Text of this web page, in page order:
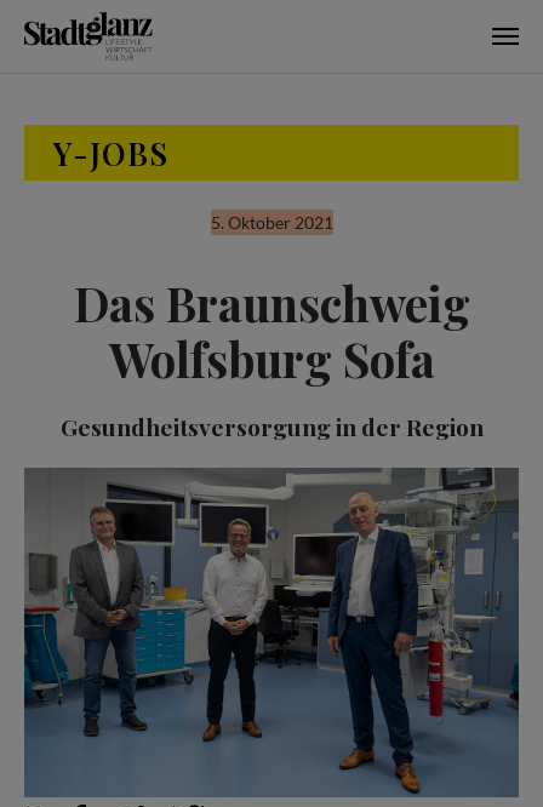
Y-JOBS
5. Oktober 2021
Das Braunschweig
Wolfsburg Sofa
Gesundheitsversorgung in der Region